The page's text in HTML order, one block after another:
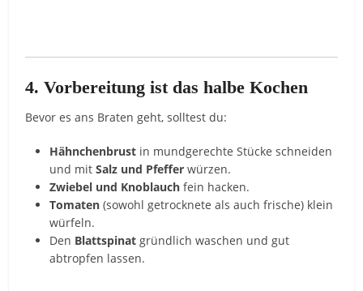
4. Vorbereitung ist das halbe Kochen
Bevor es ans Braten geht, solltest du:
Hähnchenbrust in mundgerechte Stücke schneiden
und mitSalz und Pfeffer würzen.
Zwiebel und Knoblauch fein hacken.
Tomaten (sowohl getrocknete als auch frische) klein
würfeln.
Den Blattspinat gründlich waschen und gut
abtropfen lassen.